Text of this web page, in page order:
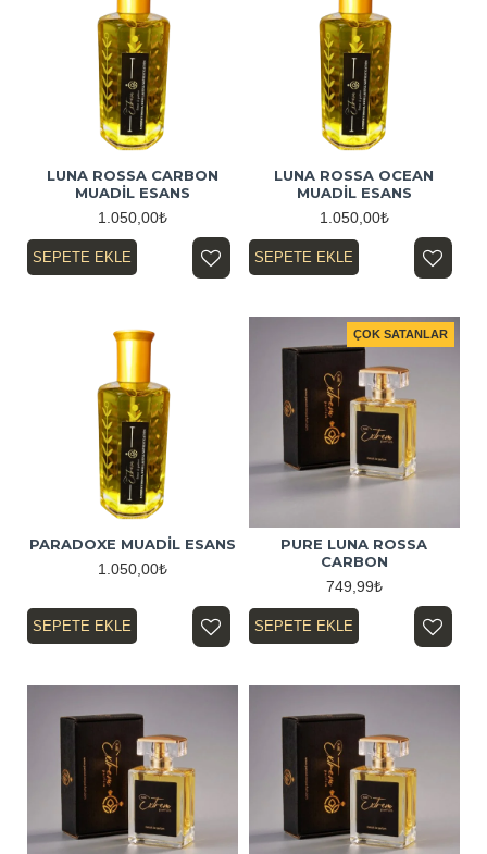
LUNA ROSSA CARBON
MUADİL ESANS
1.050,00₺
SEPETE EKLE
LUNA ROSSA OCEAN
MUADİL ESANS
1.050,00₺
SEPETE EKLE
PARADOXE MUADİL ESANS
1.050,00₺
SEPETE EKLE
ÇOK SATANLAR
PURE LUNA ROSSA
CARBON
749,99₺
SEPETE EKLE